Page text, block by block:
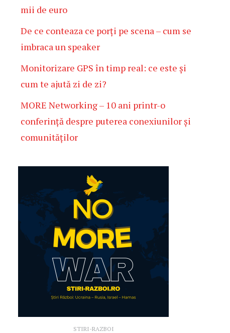
mii de euro
De ce conteaza ce porți pe scena – cum se
imbraca un speaker
Monitorizare GPS în timp real: ce este și
cum te ajută zi de zi?
MORE Networking – 10 ani printr-o
conferință despre puterea conexiunilor și
comunităților
STIRI-RAZBOI